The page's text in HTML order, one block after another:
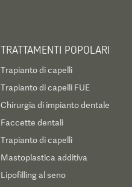
TRATTAMENTI POPOLARI
Trapianto di capelli
Trapianto di capelli FUE
Chirurgia di impianto dentale
Faccette dentali
Trapianto di capelli
Mastoplastica additiva
Lipofilling al seno